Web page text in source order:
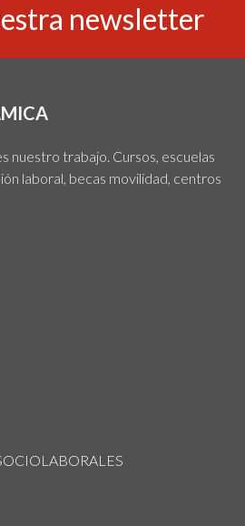
newsletter
nuestro trabajo. Cursos, escuelas
laboral, becas movilidad, centros